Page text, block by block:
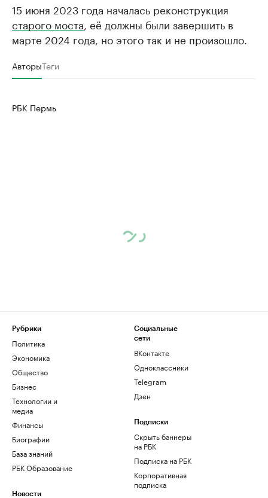
15 июня 2023 года началась реконструкция
старого моста , её должны были завершить в
марте 2024 года, но этого так и не произошло.
АвторыТеги
РБК Пермь
Рубрики
Политика
Экономика
Общество
Бизнес
Технологии и
медиа
Финансы
Биографии
База знаний
РБК Образование
Новости
Социальные
сети
ВКонтакте
Одноклассники
Telegram
Дзен
Подписки
Скрыть баннеры
на РБК
Подписка на РБК
Корпоративная
подписка